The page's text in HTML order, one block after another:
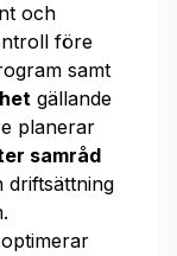
och
före
samt
gällande
planerar
samråd
driftsättning